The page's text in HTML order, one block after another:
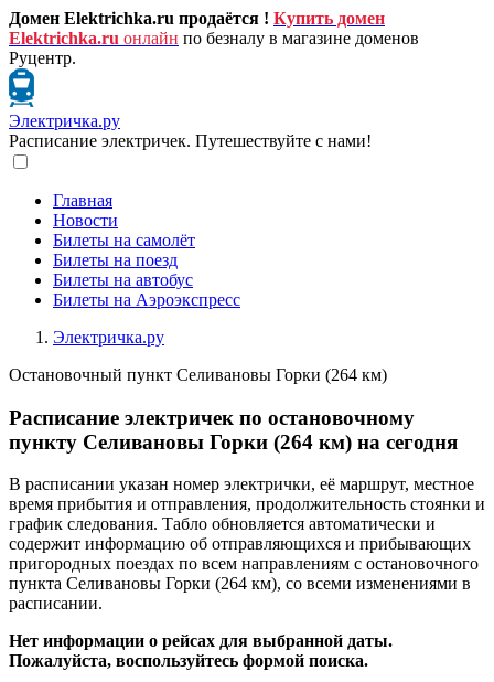
Домен Elektrichka.ru продаётся ! Купить домен
Elektrichka.ru онлайн по безналу в магазине доменов
Руцентр.
Электричка.ру
Расписание электричек. Путешествуйте с нами!
Главная
Новости
Билеты на самолёт
Билеты на поезд
Билеты на автобус
Билеты на Аэроэкспресс
Электричка.ру
Остановочный пункт Селивановы Горки (264 км)
Расписание электричек по остановочному
пункту Селивановы Горки (264 км) на сегодня
В расписании указан номер электрички, её маршрут, местное
время прибытия и отправления, продолжительность стоянки и
график следования. Табло обновляется автоматически и
содержит информацию об отправляющихся и прибывающих
пригородных поездах по всем направлениям с остановочного
пункта Селивановы Горки (264 км), со всеми изменениями в
расписании.
Нет информации о рейсах для выбранной даты.
Пожалуйста, воспользуйтесь формой поиска.